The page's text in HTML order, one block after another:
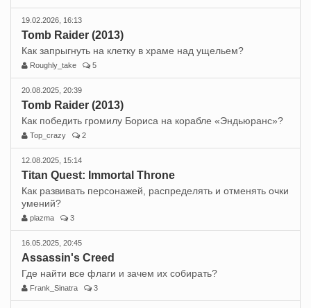
19.02.2026, 16:13
Tomb Raider (2013)
Как запрыгнуть на клетку в храме над ущельем?
Roughly_take 5
20.08.2025, 20:39
Tomb Raider (2013)
Как победить громилу Бориса на корабле «Эндьюранс»?
Top_crazy 2
12.08.2025, 15:14
Titan Quest: Immortal Throne
Как развивать персонажей, распределять и отменять очки
умений?
plazma 3
16.05.2025, 20:45
Assassin's Creed
Где найти все флаги и зачем их собирать?
Frank_Sinatra 3